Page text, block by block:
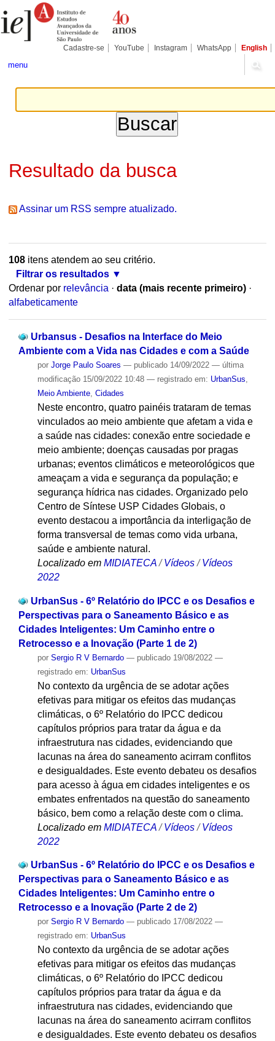
para
conteúdo.
Pessoais
Cadastre-se YouTube Instagram WhatsApp English
menu
Resultado da busca
Assinar um RSS sempre atualizado.
108itens atendem ao seu critério.
Filtrar os resultados
Ordenar por relevância · data (mais recente primeiro) ·
alfabeticamente
Urbansus - Desafios na Interface do Meio
Ambiente com a Vida nas Cidades e com a Saúde
por Jorge Paulo Soares — publicado14/09/2022 — última
modificação15/09/2022 10:48 — registrado em: UrbanSus
Meio Ambiente, Cidades
Neste encontro, quatro painéis trataram de temas
vinculados ao meio ambiente que afetam a vida e
a saúde nas cidades: conexão entre sociedade e
meio ambiente; doenças causadas por pragas
urbanas; eventos climáticos e meteorológicos que
ameaçam a vida e segurança da população; e
segurança hídrica nas cidades. Organizado pelo
Centro de Síntese USP Cidades Globais, o
evento destacou a importância da interligação de
forma transversal de temas como vida urbana,
saúde e ambiente natural.
Localizado em MIDIATECA /Vídeos /Vídeos
2022
UrbanSus - 6º Relatório do IPCC e os Desafios e
Perspectivas para o Saneamento Básico e as
Cidades Inteligentes: Um Caminho entre o
Retrocesso e a Inovação (Parte 1 de 2)
por Sergio R V Bernardo — publicado19/08/2022 —
registrado em: UrbanSus
No contexto da urgência de se adotar ações
efetivas para mitigar os efeitos das mudanças
climáticas, o 6º Relatório do IPCC dedicou
capítulos próprios para tratar da água e da
infraestrutura nas cidades, evidenciando que
lacunas na área do saneamento acirram conflitos
e desigualdades. Este evento debateu os desafios
para acesso à água em cidades inteligentes e os
embates enfrentados na questão do saneamento
básico, bem como a relação deste com o clima.
Localizado em MIDIATECA /Vídeos /Vídeos
2022
UrbanSus - 6º Relatório do IPCC e os Desafios e
Perspectivas para o Saneamento Básico e as
Cidades Inteligentes: Um Caminho entre o
Retrocesso e a Inovação (Parte 2 de 2)
por Sergio R V Bernardo — publicado17/08/2022 —
registrado em: UrbanSus
No contexto da urgência de se adotar ações
efetivas para mitigar os efeitos das mudanças
climáticas, o 6º Relatório do IPCC dedicou
capítulos próprios para tratar da água e da
infraestrutura nas cidades, evidenciando que
lacunas na área do saneamento acirram conflitos
e desigualdades. Este evento debateu os desafios